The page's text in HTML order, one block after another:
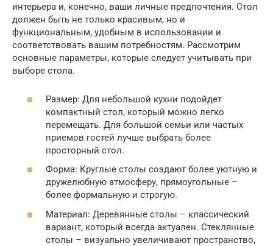
интерьера и, конечно, ваши личные предпочтения. Стол
должен быть не только красивым, но и
функциональным, удобным в использовании и
соответствовать вашим потребностям. Рассмотрим
основные параметры, которые следует учитывать при
выборе стола.
Размер: Для небольшой кухни подойдет
компактный стол, который можно легко
перемещать. Для большой семьи или частых
приемов гостей лучше выбрать более
просторный стол.
Форма: Круглые столы создают более уютную и
дружелюбную атмосферу, прямоугольные –
более формальную и строгую.
Материал: Деревянные столы – классический
вариант, который всегда актуален. Стеклянные
столы – визуально увеличивают пространство,